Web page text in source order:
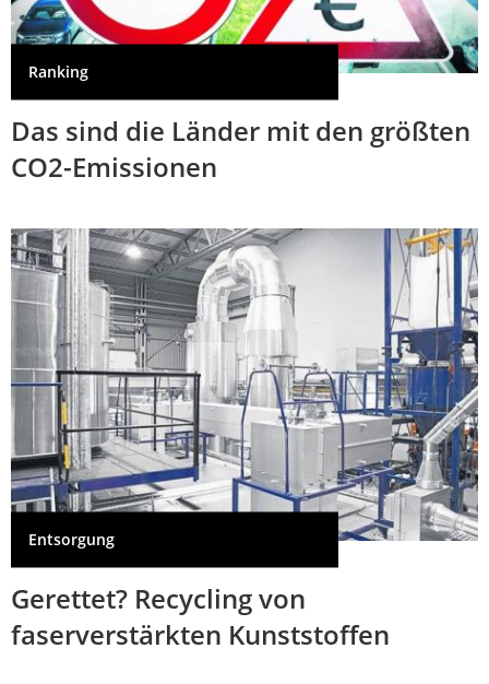
Ranking
Das sind die Länder mit den größten
CO2-Emissionen
Entsorgung
Gerettet? Recycling von
faserverstärkten Kunststoffen